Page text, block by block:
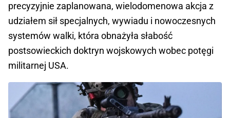
precyzyjnie zaplanowana, wielodomenowa akcja z
udziałem sił specjalnych, wywiadu i nowoczesnych
systemów walki, która obnażyła słabość
postsowieckich doktryn wojskowych wobec potęgi
militarnej USA.